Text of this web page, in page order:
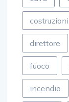
costruzioni
direttore
fuoco
incendio